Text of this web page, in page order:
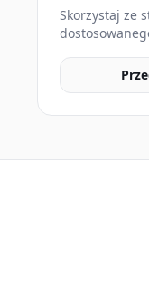
Skorzystaj ze